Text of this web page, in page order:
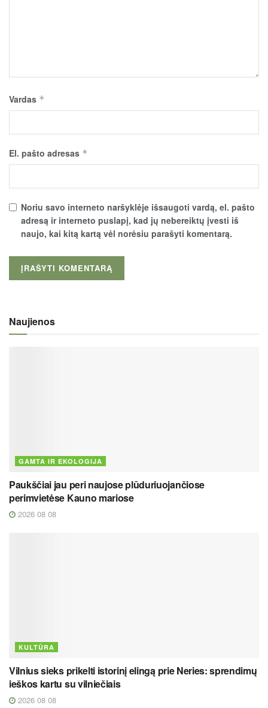
Vardas *
El. pašto adresas *
Noriu savo interneto naršyklėje išsaugoti vardą, el. pašto
adresą ir interneto puslapį, kad jų nebereiktų įvesti iš
naujo, kai kitą kartą vėl norėsiu parašyti komentarą.
Naujienos
GAMTA IR EKOLOGIJA
Paukščiai jau peri naujose plūduriuojančiose
perimvietėse Kauno mariose
2026 08 08
KULTŪRA
Vilnius sieks prikelti istorinį elingą prie Neries: sprendimų
ieškos kartu su vilniečiais
2026 08 08